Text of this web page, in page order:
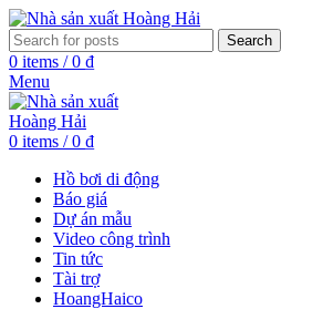
Search
0 items / 0 ₫
Menu
0 items / 0 ₫
Hồ bơi di động
Báo giá
Dự án mẫu
Video công trình
Tin tức
Tài trợ
HoangHaico